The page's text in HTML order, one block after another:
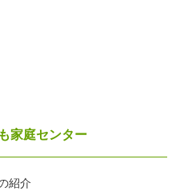
家庭センター
紹介